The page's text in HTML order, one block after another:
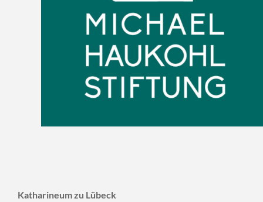
Katharineum zu Lübeck